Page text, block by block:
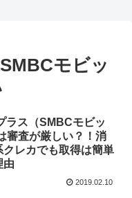
モビッ
ラス（SMBCモビッ
審査が厳しい？！消
クレカでも取得は簡単
由
2019.02.10